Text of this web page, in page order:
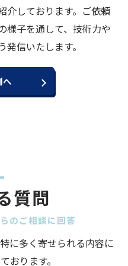
介しております。ご依頼
様子を通して、技術力や
信いたします。
へ
のご相談に回答
質問
に多く寄せられる内容に
おります。